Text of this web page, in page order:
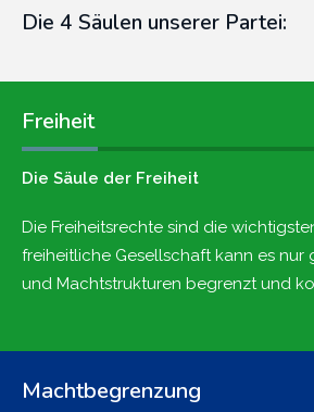
Die 4 Säulen unserer Partei:
Freiheit
Die Säule der Freiheit
Die Freiheitsrechte sind die
freiheitliche Gesellschaft kann es nur
und Machtstrukturen begrenzt und
Machtbegrenzung